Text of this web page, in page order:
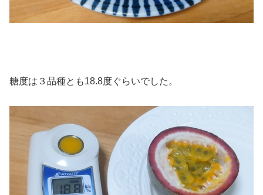
糖度は３品種とも18.8度ぐらいでした。